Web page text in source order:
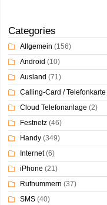
Categories
Allgemein (156)
Android (10)
Ausland (71)
Calling-Card / Telefonkarte
Cloud Telefonanlage (2)
Festnetz (46)
Handy (349)
Internet(6)
iPhone (21)
Rufnummern (37)
SMS (40)